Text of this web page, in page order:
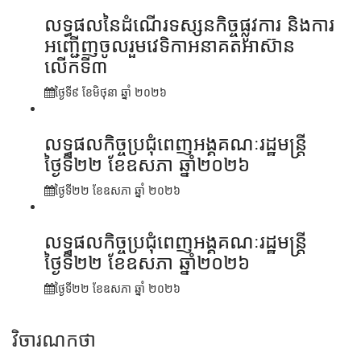
លទ្ធផលនៃដំណើរទស្សនកិច្ចផ្លូវការ និងការ
អញ្ជើញចូលរួមវេទិកាអនាគតអាស៊ាន
លើកទី៣
ថ្ងៃទី៩ ខែ​មិថុនា ឆ្នាំ ២០២៦
លទ្ធផលកិច្ចប្រជុំពេញអង្គគណៈរដ្ឋមន្ត្រី
ថ្ងៃទី២២ ខែឧសភា ឆ្នាំ២០២៦
ថ្ងៃទី២២ ខែ​ឧសភា ឆ្នាំ ២០២៦
លទ្ធផលកិច្ចប្រជុំពេញអង្គគណៈរដ្ឋមន្រ្តី
ថ្ងៃទី២២ ខែឧសភា ឆ្នាំ២០២៦
ថ្ងៃទី២២ ខែ​ឧសភា ឆ្នាំ ២០២៦
វិចារណកថា